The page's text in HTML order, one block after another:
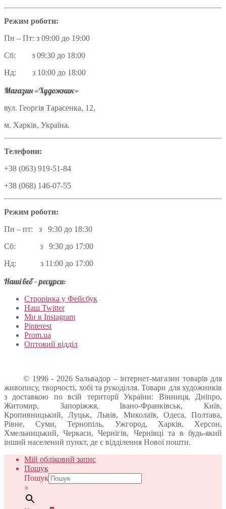
Режим роботи:
Пн – Пт: з 09:00 до 19:00
Сб: з 09:30 до 18:00
Нд: з 10:00 до 18:00
Магазин «Художник»
вул. Георгія Тарасенка, 12,
м. Харків, Україна.
Телефони:
+38 (063) 919-51-84
+38 (068) 146-07-55
Режим роботи:
Пн – пт: з 9:30 до 18:30
Сб: з 9:30 до 17:00
Нд: з 11:00 до 17:00
Наші веб – ресурси:
Строрінка у Фейсбук
Наш Twitter
Ми в Instagram
Pinterest
Prom.ua
Оптовий відділ
© 1996 - 2026 Sальвадор – інтернет-магазин товарів для
живопису, творчості, хобі та рукоділля. Товари для художників
з доставкою по всій території України: Вінниця, Дніпро,
Житомир, Запоріжжя, Івано-Франківськ, Київ,
Кропивницький, Луцьк, Львів, Миколаїв, Одеса, Полтава,
Рівне, Суми, Тернопіль, Ужгород, Харків, Херсон,
Хмельницький, Черкаси, Чернігів, Чернівці та в будь-який
інший населений пункт, де є відділення Нової пошти.
Мій обліковий запис
Пошук
Пошук
×